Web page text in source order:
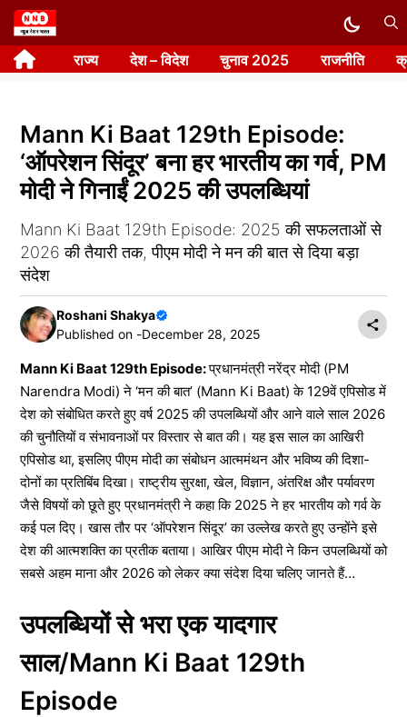
Skip
to
content राज्य देश – विदेश चुनाव 2025 राजनीति
Mann Ki Baat 129th Episode:
‘ऑपरेशन सिंदूर’ बना हर भारतीय का गर्व, PM
मोदी ने गिनाईं 2025 की उपलब्धियां
Mann Ki Baat 129th Episode: 2025 की सफलताओं से
2026 की तैयारी तक, पीएम मोदी ने मन की बात से दिया बड़ा
संदेश
Roshani Shakya
Published on -December 28, 2025
Mann Ki Baat 129th Episode:प्रधानमंत्री नरेंद्र मोदी (PM
Narendra Modi) ने ‘मन की बात’ (Mann Ki Baat) के 129वें एपिसोड में
देश को संबोधित करते हुए वर्ष 2025 की उपलब्धियों और आने वाले साल 2026
की चुनौतियों व संभावनाओं पर विस्तार से बात की। यह इस साल का आखिरी
एपिसोड था, इसलिए पीएम मोदी का संबोधन आत्ममंथन और भविष्य की दिशा-
दोनों का प्रतिबिंब दिखा। राष्ट्रीय सुरक्षा, खेल, विज्ञान, अंतरिक्ष और पर्यावरण
जैसे विषयों को छूते हुए प्रधानमंत्री ने कहा कि 2025 ने हर भारतीय को गर्व के
कई पल दिए। खास तौर पर ‘ऑपरेशन सिंदूर’ का उल्लेख करते हुए उन्होंने इसे
देश की आत्मशक्ति का प्रतीक बताया। आखिर पीएम मोदी ने किन उपलब्धियों को
सबसे अहम माना और 2026 को लेकर क्या संदेश दिया चलिए जानते हैं…
उपलब्धियों से भरा एक यादगार
साल/Mann Ki Baat 129th
Episode